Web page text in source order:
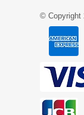
© Copyright